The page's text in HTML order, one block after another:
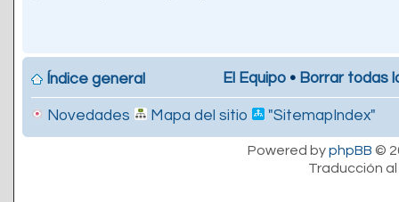
Índice general El Equipo • Borrar todas
Novedades Mapa del sitio "SitemapIndex"
Powered byphpBB ©
Traducción